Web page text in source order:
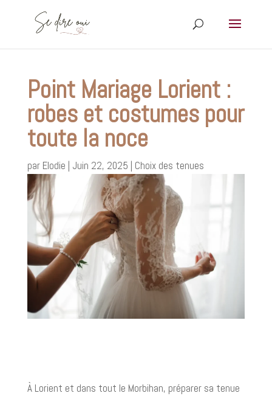
Point Mariage Lorient :
robes et costumes pour
toute la noce
par Elodie | Juin 22, 2025 | Choix des tenues
À Lorient et dans tout le Morbihan, préparer sa tenue